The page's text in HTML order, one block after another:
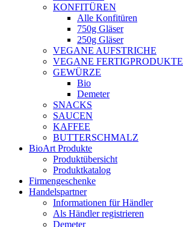
KONFITÜREN
Alle Konfitüren
750g Gläser
250g Gläser
VEGANE AUFSTRICHE
VEGANE FERTIGPRODUKTE
GEWÜRZE
Bio
Demeter
SNACKS
SAUCEN
KAFFEE
BUTTERSCHMALZ
BioArt Produkte
Produktübersicht
Produktkatalog
Firmengeschenke
Handelspartner
Informationen für Händler
Als Händler registrieren
Demeter